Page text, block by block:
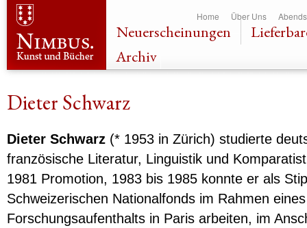
Home Über Uns
Neuerscheinungen
Archiv
Dieter Schwarz
Dieter Schwarz (* 1953 in Zürich) studierte
französische Literatur, Linguistik und
1981 Promotion, 1983 bis 1985 konnte er als
Schweizerischen Nationalfonds im Rahmen eines
Forschungsaufenthalts in Paris arbeiten, im